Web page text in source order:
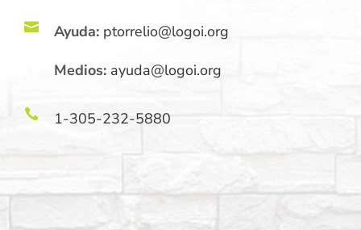
 Ayuda: ptorrelio@logoi.org
Medios: ayuda@logoi.org
 1-305-232-5880